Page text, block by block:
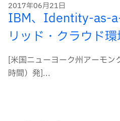
2017年06月21日
IBM、Identity-as-
リッド・クラウド
[米国ニューヨーク州アーモ
時間）発]...